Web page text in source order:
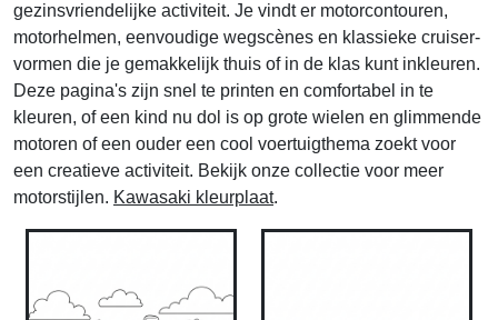
gezinsvriendelijke activiteit. Je vindt er motorcontouren,
motorhelmen, eenvoudige wegscènes en klassieke cruiser-
vormen die je gemakkelijk thuis of in de klas kunt inkleuren.
Deze pagina's zijn snel te printen en comfortabel in te
kleuren, of een kind nu dol is op grote wielen en glimmende
motoren of een ouder een cool voertuigthema zoekt voor
een creatieve activiteit. Bekijk onze collectie voor meer
motorstijlen. Kawasaki kleurplaat.